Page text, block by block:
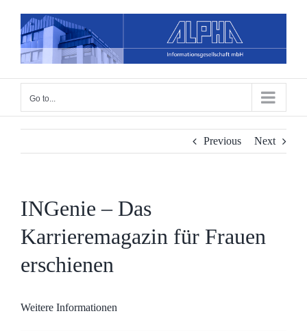
content
Go to...
Previous Next
INGenie – Das
Karrieremagazin für Frauen
erschienen
Weitere Informationen